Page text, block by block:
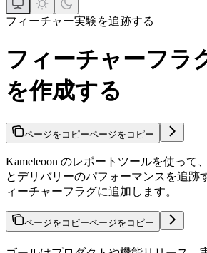
フィーチャー実験を追跡する
フィーチャーフラ
を作成する
ページをコピーページをコピー
Kameleoon のレポートツールを使って
とデリバリーのパフォーマンスを追跡
ィーチャーフラグに追加します。
ページをコピーページをコピー